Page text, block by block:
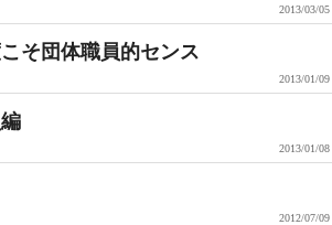
2013/03/05
そ団体職員的センス
2013/01/09
2013/01/08
2012/07/09